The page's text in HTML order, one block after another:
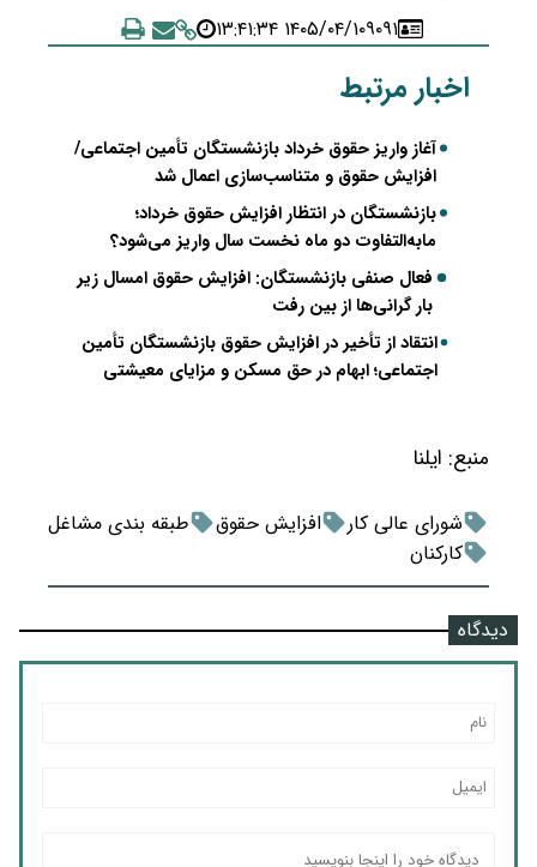
۹۰۹۱۱۴۰۵/۰۴/۱۰ ۱۳:۴۱:۳۴
اخبار مرتبط
آغاز واریز حقوق خرداد بازنشستگان تأمین اجتماعی/
افزایش حقوق و متناسب‌سازی اعمال شد
بازنشستگان در انتظار افزایش حقوق خرداد؛
مابه‌التفاوت دو ماه نخست سال واریز می‌شود؟
فعال صنفی بازنشستگان: افزایش حقوق امسال زیر
بار گرانی‌ها از بین رفت
انتقاد از تأخیر در افزایش حقوق بازنشستگان تأمین
اجتماعی؛ ابهام در حق مسکن و مزایای معیشتی
منبع: ایلنا
شورای عالی کار افزایش حقوق
طبقه بندی مشاغل
کارکنان
دیدگاه